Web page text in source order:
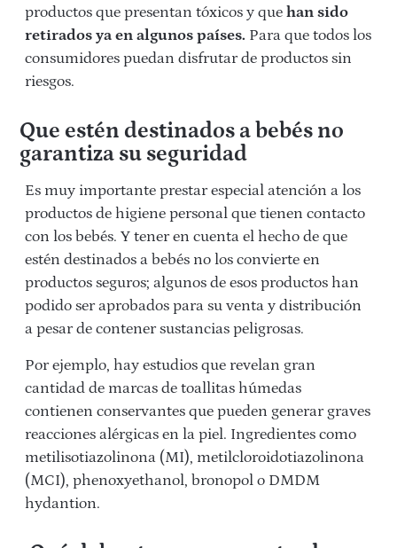
productos que presentan tóxicos y que han sido
retirados ya en algunos países. Para que todos los
consumidores puedan disfrutar de productos sin
riesgos.
Que estén destinados a bebés no
garantiza su seguridad
Es muy importante prestar especial atención a los
productos de higiene personal que tienen contacto
con los bebés. Y tener en cuenta el hecho de que
estén destinados a bebés no los convierte en
productos seguros; algunos de esos productos han
podido ser aprobados para su venta y distribución
a pesar de contener sustancias peligrosas.
Por ejemplo, hay estudios que revelan gran
cantidad de marcas de toallitas húmedas
contienen conservantes que pueden generar graves
reacciones alérgicas en la piel. Ingredientes como
metilisotiazolinona (MI), metilcloroidotiazolinona
(MCI), phenoxyethanol, bronopol o DMDM
hydantion.